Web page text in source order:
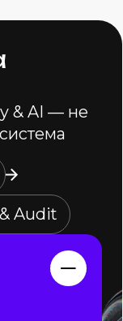
& AI — не
Audit